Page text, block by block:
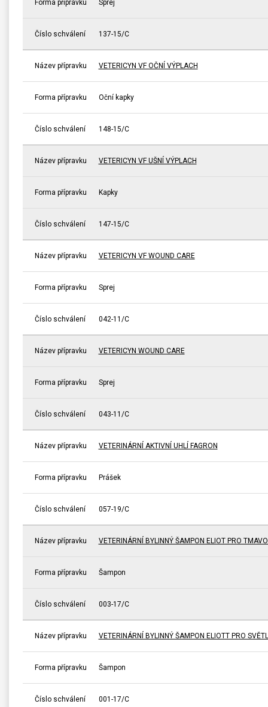
Forma přípravku Sprej
Číslo schválení 137-15/C
Název přípravku VETERICYN VF OČNÍ VÝPLACH
Forma přípravku Oční kapky
Číslo schválení 148-15/C
Název přípravku VETERICYN VF UŠNÍ VÝPLACH
Forma přípravku Kapky
Číslo schválení 147-15/C
Název přípravku VETERICYN VF WOUND CARE
Forma přípravku Sprej
Číslo schválení 042-11/C
Název přípravku VETERICYN WOUND CARE
Forma přípravku Sprej
Číslo schválení 043-11/C
Název přípravku VETERINÁRNÍ AKTIVNÍ UHLÍ FAGRON
Forma přípravku Prášek
Číslo schválení 057-19/C
Název přípravku VETERINÁRNÍ BYLINNÝ ŠAMPON ELIOT PRO
Forma přípravku Šampon
Číslo schválení 003-17/C
Název přípravku VETERINÁRNÍ BYLINNÝ ŠAMPON ELIOTT PRO
Forma přípravku Šampon
Číslo schválení 001-17/C